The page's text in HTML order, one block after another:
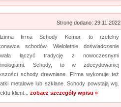
Stronę dodano: 29.11.2022
firma Schody Komor, to rzetelny
schodów. Wieloletnie doświadczenie
łączyć tradycję z nowoczesnymi
Schody, to w zdecydowaniej
schody drewniane. Firma wykonuje też
metalowe lub szklane. Schody powstają wg.
klient... zobacz szczegóły wpisu »